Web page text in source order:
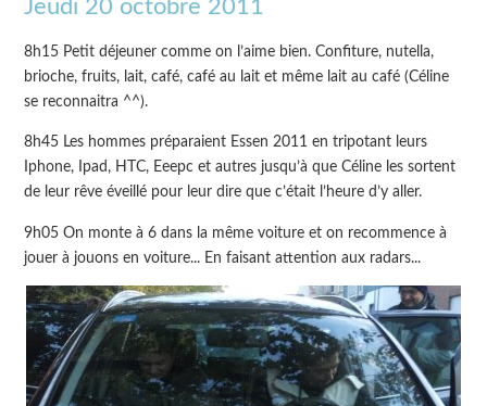
Jeudi 20 octobre 2011
8h15 Petit déjeuner comme on l’aime bien. Confiture, nutella,
brioche, fruits, lait, café, café au lait et même lait au café (Céline
se reconnaitra ^^).
8h45 Les hommes préparaient Essen 2011 en tripotant leurs
Iphone, Ipad, HTC, Eeepc et autres jusqu’à que Céline les sortent
de leur rêve éveillé pour leur dire que c’était l’heure d’y aller.
9h05 On monte à 6 dans la même voiture et on recommence à
jouer à jouons en voiture... En faisant attention aux radars...